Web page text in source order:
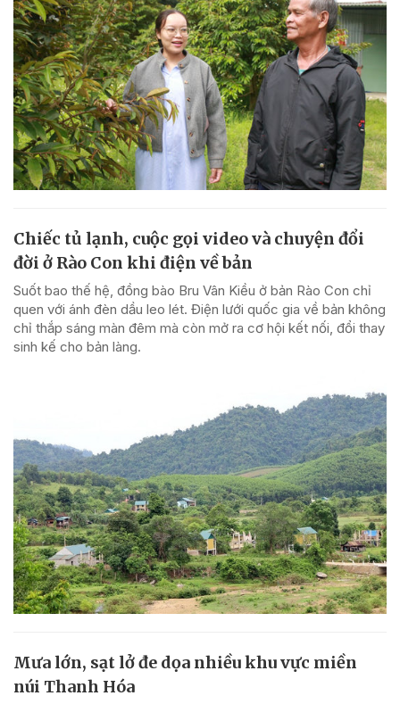
Chiếc tủ lạnh, cuộc gọi video và chuyện đổi
đời ở Rào Con khi điện về bản
Suốt bao thế hệ, đồng bào Bru Vân Kiều ở bản Rào Con chỉ
quen với ánh đèn dầu leo lét. Điện lưới quốc gia về bản không
chỉ thắp sáng màn đêm mà còn mở ra cơ hội kết nối, đổi thay
sinh kế cho bản làng.
Mưa lớn, sạt lở đe dọa nhiều khu vực miền
núi Thanh Hóa